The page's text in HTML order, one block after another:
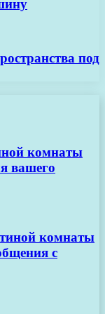
под
комнаты
вашего
комнаты
с